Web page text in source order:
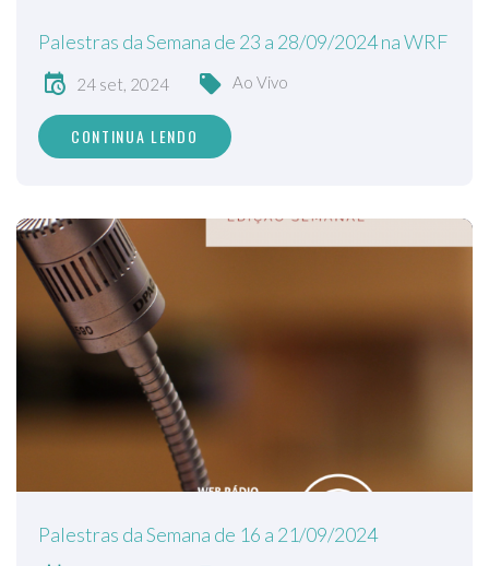
Palestras da Semana de 23 a 28/09/2024 na WRF
24 set, 2024 Ao Vivo
CONTINUA LENDO
Palestras da Semana de 16 a 21/09/2024